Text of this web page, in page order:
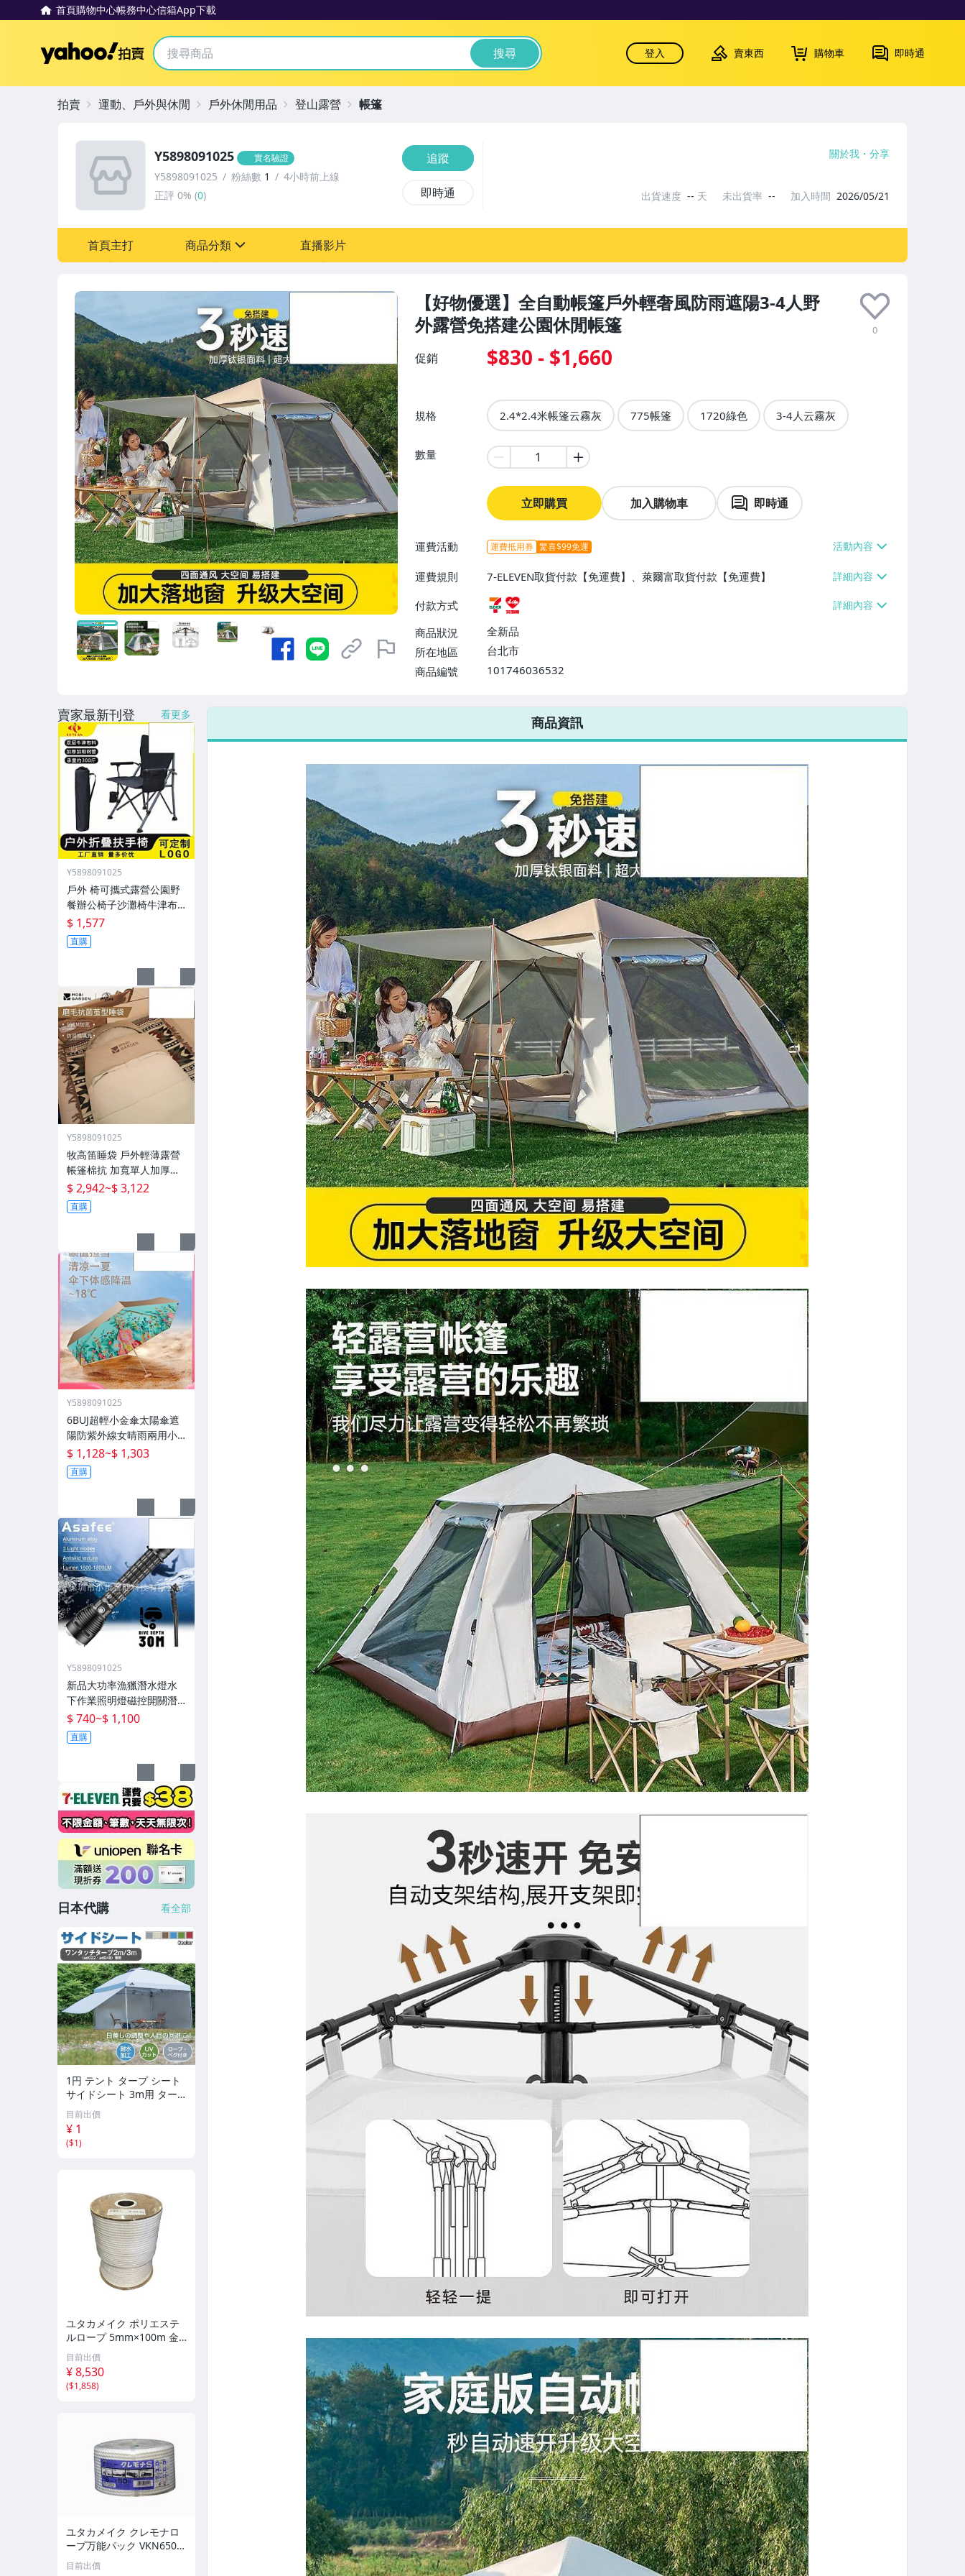
首頁購物中心帳務中心信箱App下載
Yahoo拍賣 搜尋 登入 賣東西 購物車 即時通
【好物優選】全自動帳篷戶外輕奢風防雨遮陽3-4人野
外露營免搭建公園休閒帳篷
0
促銷 $830 - $1,660
規格 2.4*2.4米帳篷云霧灰 775帳篷 1720綠色 3-4人云霧灰
數量
立即購買 加入購物車 即時通
運費活動 運費抵用券 驚喜$99免運
運費規則
7-ELEVEN取貨付款【免運費】、萊爾富取貨付款【免運費】
付款方式
商品狀況
全新品
所在地區
台北市
商品編號
101746036532
7-ELEVEN 運費只要38元
不限金額、筆數，筆筆優惠無限次！
Y5898091025 實名驗證
Y5898091025 粉絲數 1
4小時前上線
正評 0% (0)
追蹤
即時通
關於我 分享
出貨速度 -- 天 未出貨率 -- 加入時間 2026/05/21
首頁主打 商品分類
圖書/影音/文具
古董、藝術與礦石
手機、配件與通訊
美容保養與彩妝
電腦、平板與周邊
相機、攝影與周邊
運動、戶外與休閒
嬰幼兒與孕婦
汽機車精品百貨
居家、家具與園藝
玩具、模型與公仔
男性精品與服飾
女裝與服飾配件
手錶與飾品配件
女包精品與女鞋
家電與影音視聽
直播影片
拍賣 運動、戶外與休閒 戶外休閒用品 登山露營 帳篷
商品資訊
賣家最新刊登 看更多
Y5898091025
戶外 椅可攜式露營公園野
餐辦公椅子沙灘椅牛津布
新款外
$ 1,577
直購
Y5898091025
牧高笛睡袋 戶外輕薄露營
帳篷棉抗 加寬單人加厚攬
月防寒被子
$ 2,942~$ 3,122
直購
Y5898091025
6BUJ超輕小金傘太陽傘遮
陽防紫外線女晴雨兩用小
巧便攜 五折傘
$ 1,128~$ 1,303
直購
Y5898091025
新品大功率漁獵潛水燈水
下作業照明燈磁控開關潛
水深度50米高流明
$ 740~$ 1,100
直購
日本代購 看全部
1円 テント タープ シート
サイドシート 3m用 ター
プテント ad022専用 横幕
シェード 日よけ アウトド
ア キャンプ ペグ ロープ a
d047a
目前出價
¥ 1
($1)
ユタカメイク ポリエステ
ルロープ 5mm×100m 金
剛打 ドラム巻 26RSX-N9
長尺 業務用 巻き取り 高耐
久 結束 ym
目前出價
¥ 8,530
($1,858)
ユタカメイク クレモナロ
ープ万能パック VKN650 6
mm×50Mym
目前出價